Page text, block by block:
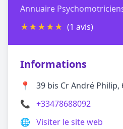
Annuaire
★★★★★ (1 avis)
Informations
📍
39 bis Cr André
📞 +33478688092
🌐 Visiter le site web